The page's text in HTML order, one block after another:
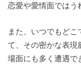
恋愛や愛情面ではう
また、いつでもど
て、その密かな表現
場面にも多く遭遇で